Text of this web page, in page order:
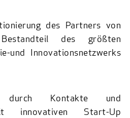
des Partners von
des größten
und Innovationsnetzwerks
durch Kontakte und
innovativen Start-Up